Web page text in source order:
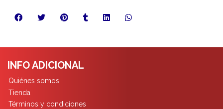
INFO ADICIONAL
Quiénes somos
Tienda
Términos y condiciones